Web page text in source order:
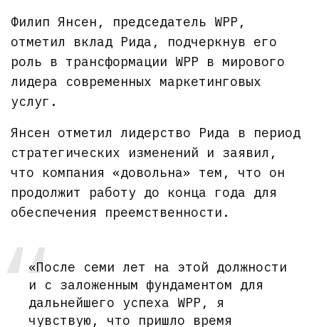
Филип Янсен, председатель WPP,
отметил вклад Рида, подчеркнув его
роль в трансформации WPP в мирового
лидера современных маркетинговых
услуг.
Янсен отметил лидерство Рида в период
стратегических изменений и заявил,
что компания «довольна» тем, что он
продолжит работу до конца года для
обеспечения преемственности.
«После семи лет на этой должности
и с заложенным фундаментом для
дальнейшего успеха WPP, я
чувствую, что пришло время